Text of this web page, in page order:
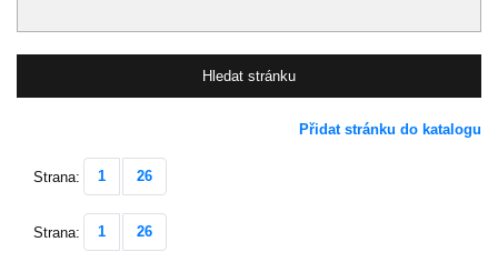
Přidat stránku do katalogu
Strana: 1 26
Strana: 1 26